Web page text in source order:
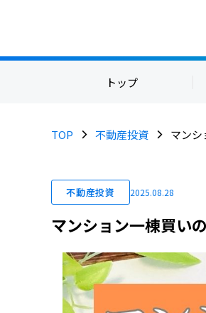
トップ
TOP 不動産投資 マン
不動産投資 2025.08.28
マンション一棟買い